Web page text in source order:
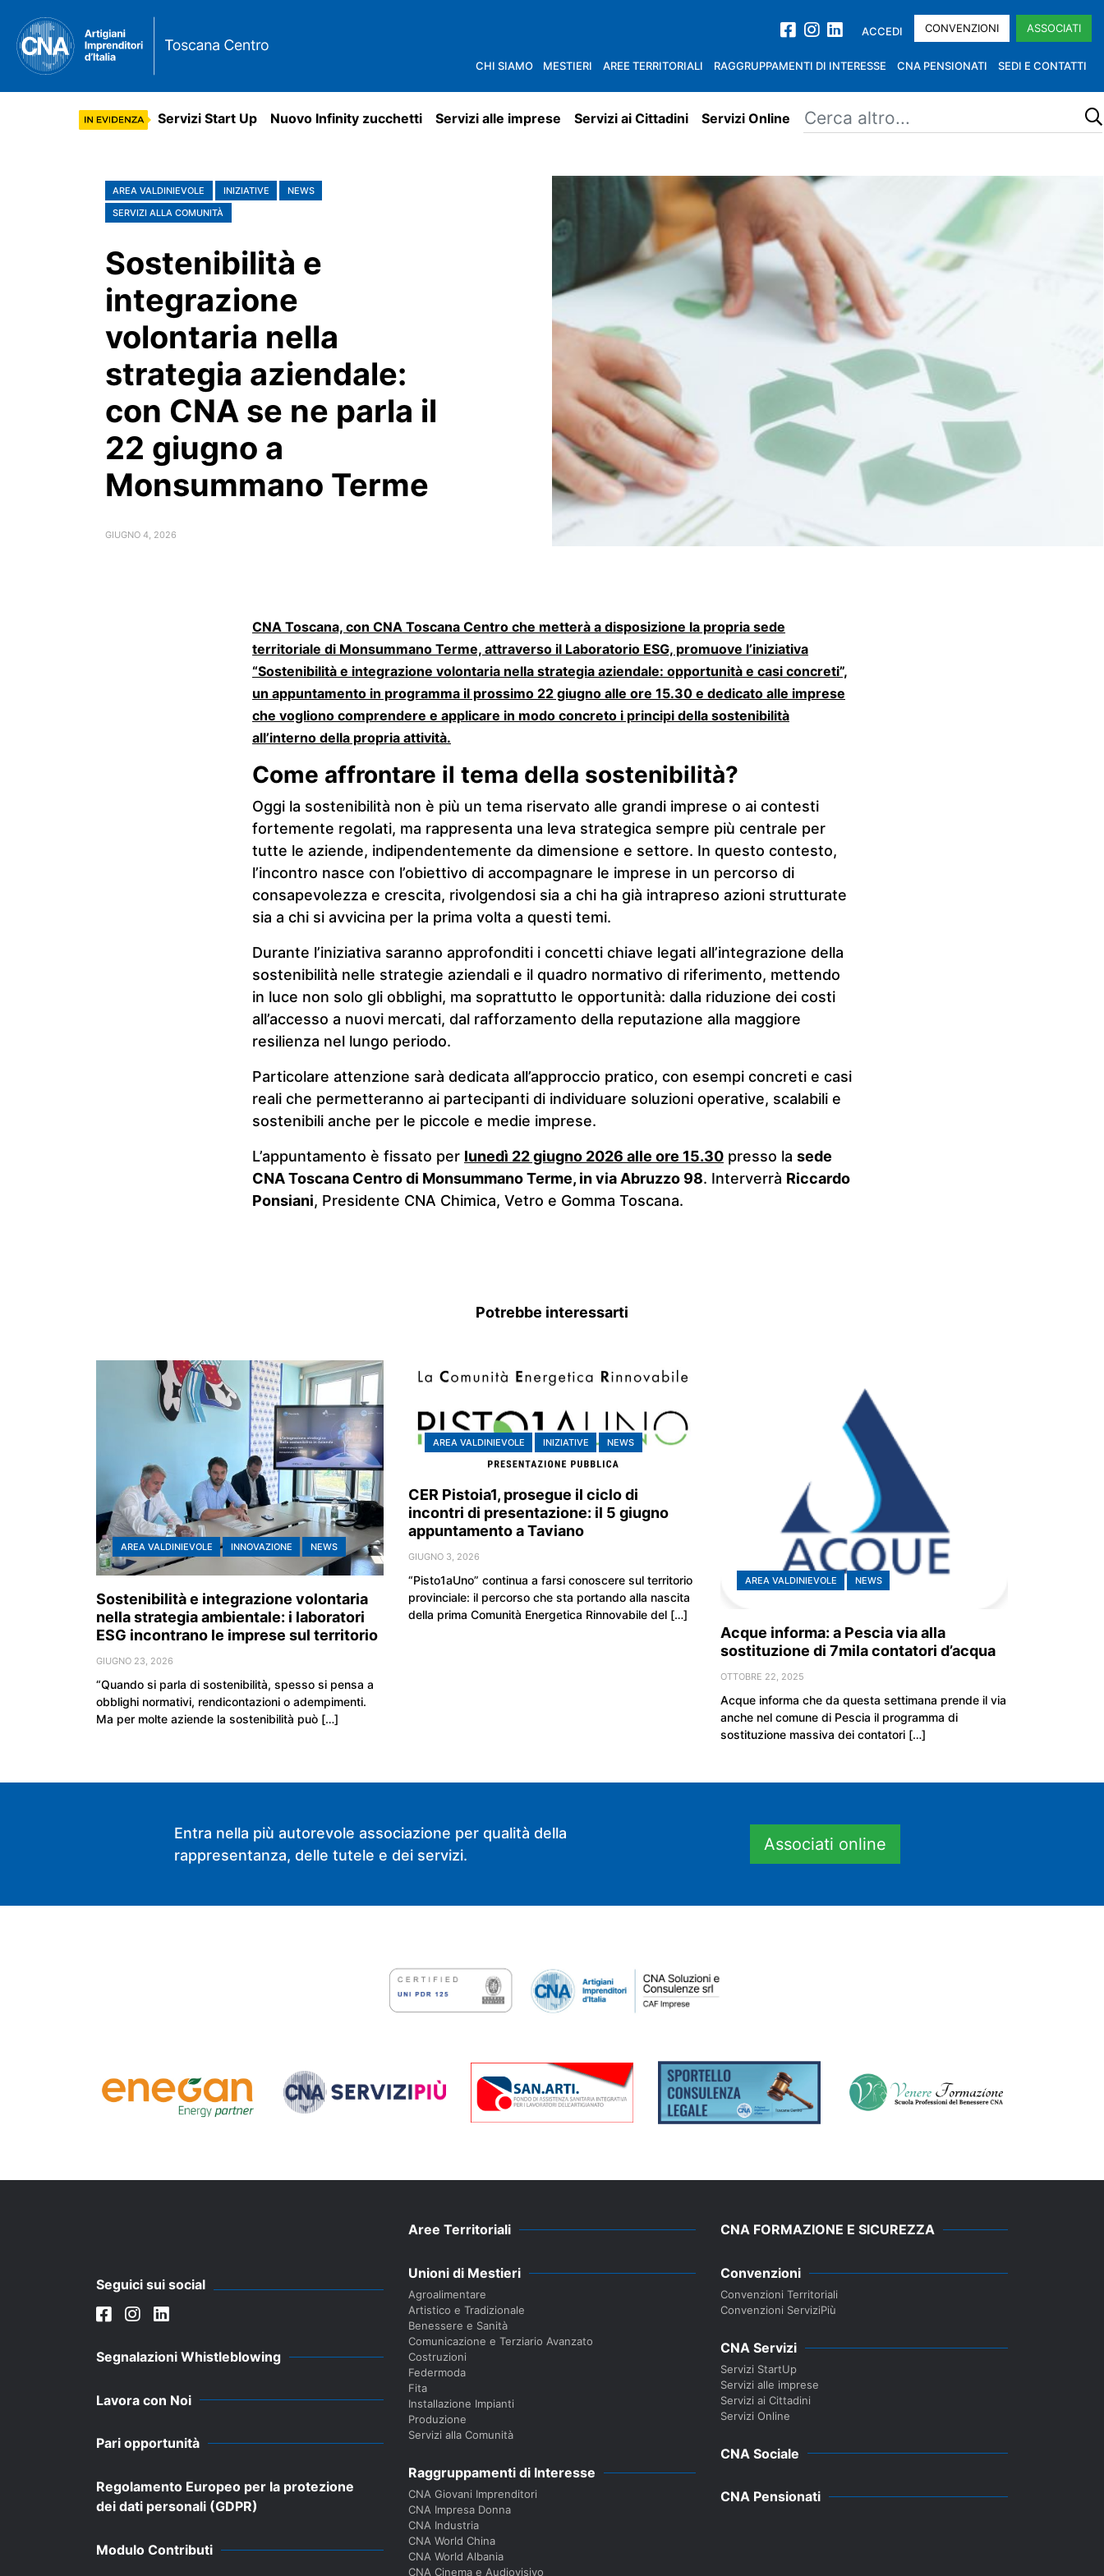
ACCEDI CONVENZIONI ASSOCIATI
CHI SIAMO MESTIERI AREE TERRITORIALI RAGGRUPPAMENTI DI INTERESSE CNA PENSIONATI SEDI E CONTATTI
Servizi Start Up Nuovo Infinity zucchetti Servizi alle imprese Servizi ai Cittadini Servizi Online
AREA VALDINIEVOLE INIZIATIVE
NEWS
SERVIZI ALLA COMUNITÀ
Sostenibilità e
integrazione
volontaria nella
strategia aziendale:
con CNA se ne parla il
22 giugno a
Monsummano Terme
GIUGNO 4, 2026
CNA Toscana, con CNA Toscana Centro che metterà a disposizione la propria sede
territoriale di Monsummano Terme, attraverso il Laboratorio ESG, promuove l’iniziativa
“Sostenibilità e integrazione volontaria nella strategia aziendale: opportunità e casi concreti”,
un appuntamento in programma il prossimo 22 giugno alle ore 15.30 e dedicato alle imprese
che vogliono comprendere e applicare in modo concreto i principi della sostenibilità
all’interno della propria attività.
Come affrontare il tema della sostenibilità?
Oggi la sostenibilità non è più un tema riservato alle grandi imprese o ai contesti
fortemente regolati, ma rappresenta una leva strategica sempre più centrale per
tutte le aziende, indipendentemente da dimensione e settore. In questo contesto,
l’incontro nasce con l’obiettivo di accompagnare le imprese in un percorso di
consapevolezza e crescita, rivolgendosi sia a chi ha già intrapreso azioni strutturate
sia a chi si avvicina per la prima volta a questi temi.
Durante l’iniziativa saranno approfonditi i concetti chiave legati all’integrazione della
sostenibilità nelle strategie aziendali e il quadro normativo di riferimento, mettendo
in luce non solo gli obblighi, ma soprattutto le opportunità: dalla riduzione dei costi
all’accesso a nuovi mercati, dal rafforzamento della reputazione alla maggiore
resilienza nel lungo periodo.
Particolare attenzione sarà dedicata all’approccio pratico, con esempi concreti e casi
reali che permetteranno ai partecipanti di individuare soluzioni operative, scalabili e
sostenibili anche per le piccole e medie imprese.
L’appuntamento è fissato per lunedì 22 giugno 2026 alle ore 15.30 presso la sede
CNA Toscana Centro di Monsummano Terme, in via Abruzzo 98. Interverrà Riccardo
Ponsiani, Presidente CNA Chimica, Vetro e Gomma Toscana.
Potrebbe interessarti
AREA VALDINIEVOLE INNOVAZIONE NEWS
Sostenibilità e integrazione volontaria
nella strategia ambientale: i laboratori
ESG incontrano le imprese sul territorio
GIUGNO 23, 2026
“Quando si parla di sostenibilità, spesso si pensa a
obblighi normativi, rendicontazioni o adempimenti.
Ma per molte aziende la sostenibilità può […]
AREA VALDINIEVOLE INIZIATIVE NEWS
CER Pistoia1, prosegue il ciclo di
incontri di presentazione: il 5 giugno
appuntamento a Taviano
GIUGNO 3, 2026
“Pisto1aUno” continua a farsi conoscere sul territorio
provinciale: il percorso che sta portando alla nascita
della prima Comunità Energetica Rinnovabile del […]
AREA VALDINIEVOLE NEWS
Acque informa: a Pescia via alla
sostituzione di 7mila contatori d’acqua
OTTOBRE 22, 2025
Acque informa che da questa settimana prende il via
anche nel comune di Pescia il programma di
sostituzione massiva dei contatori […]
Entra nella più autorevole associazione per qualità della
rappresentanza, delle tutele e dei servizi.
Associati online
Seguici sui social
Segnalazioni Whistleblowing
Lavora con Noi
Pari opportunità
Regolamento Europeo per la protezione
dei dati personali (GDPR)
Modulo Contributi
Aree Territoriali
Unioni di Mestieri
Agroalimentare
Artistico e Tradizionale
Benessere e Sanità
Comunicazione e Terziario Avanzato
Costruzioni
Federmoda
Fita
Installazione Impianti
Produzione
Servizi alla Comunità
Raggruppamenti di Interesse
CNA Giovani Imprenditori
CNA Impresa Donna
CNA Industria
CNA World China
CNA World Albania
CNA Cinema e Audiovisivo
CNA FORMAZIONE E SICUREZZA
Convenzioni
Convenzioni Territoriali
Convenzioni ServiziPiù
CNA Servizi
Servizi StartUp
Servizi alle imprese
Servizi ai Cittadini
Servizi Online
CNA Sociale
CNA Pensionati